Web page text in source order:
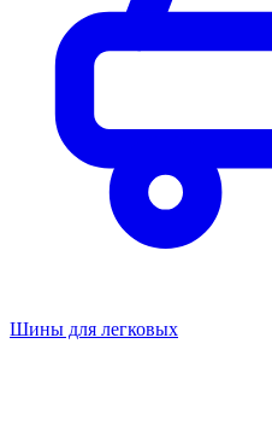
Шины для легковых